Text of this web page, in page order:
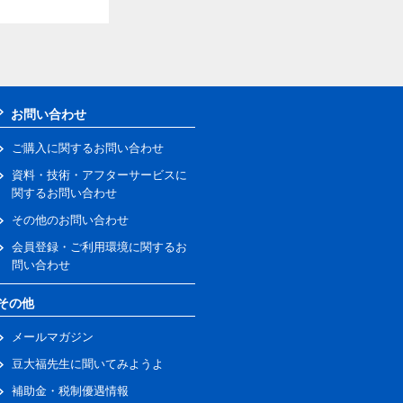
お問い合わせ
ご購入に関するお問い合わせ
資料・技術・アフターサービスに
関するお問い合わせ
その他のお問い合わせ
会員登録・ご利用環境に関するお
問い合わせ
の他
メールマガジン
豆大福先生に聞いてみようよ
補助金・税制優遇情報